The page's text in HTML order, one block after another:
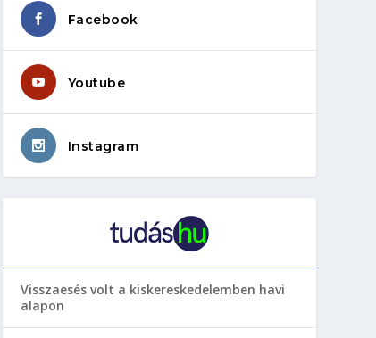
Facebook
Youtube
Instagram
Visszaesés volt a kiskereskedelemben havi
alapon